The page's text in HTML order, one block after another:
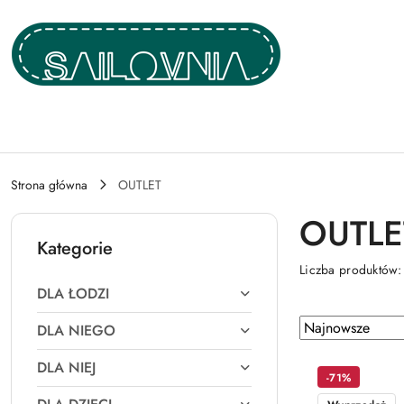
Przejdź do treści głównej
Przejdź do wyszukiwarki
Przejdź do moje konto
Przejdź do menu głównego
Przejdź do stopki
Strona główna OUTLET
Kategorie
DLA ŁODZI
DLA NIEGO
DLA NIEJ
Liczba
Zastosowano
sortowanie:
Najnowsze.
Sortuj
według
-71%